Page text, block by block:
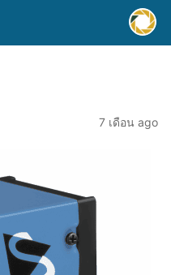
7 เดือน ago